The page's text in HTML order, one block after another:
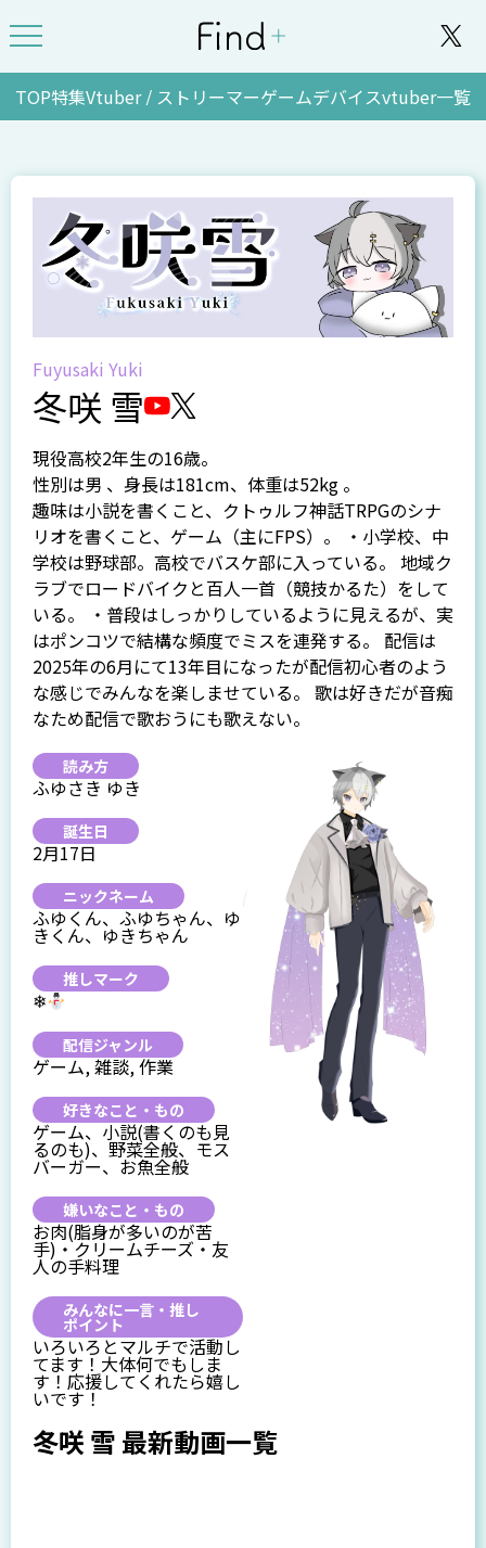
TOP特集Vtuber / ストリーマーゲームデバイスvtuber一覧
Fuyusaki Yuki
冬咲 雪
現役高校2年生の16歳。
性別は男 、身長は181cm、体重は52kg 。
趣味は小説を書くこと、クトゥルフ神話TRPGのシナ
リオを書くこと、ゲーム（主にFPS）。 ・小学校、中
学校は野球部。高校でバスケ部に入っている。 地域ク
ラブでロードバイクと百人一首（競技かるた）をして
いる。 ・普段はしっかりしているように見えるが、実
はポンコツで結構な頻度でミスを連発する。 配信は
2025年の6月にて13年目になったが配信初心者のよう
な感じでみんなを楽しませている。 歌は好きだが音痴
なため配信で歌おうにも歌えない。
読み方
ふゆさき ゆき
誕生日
2月17日
ニックネーム
ふゆくん、ふゆちゃん、ゆ
きくん、ゆきちゃん
推しマーク
❄
配信ジャンル
ゲーム, 雑談, 作業
好きなこと・もの
ゲーム、小説(書くのも見
るのも)、野菜全般、モス
バーガー、お魚全般
嫌いなこと・もの
お肉(脂身が多いのが苦
手)・クリームチーズ・友
人の手料理
みんなに一言・推し
ポイント
いろいろとマルチで活動し
てます！大体何でもしま
す！応援してくれたら嬉し
いです！
冬咲 雪 最新動画一覧